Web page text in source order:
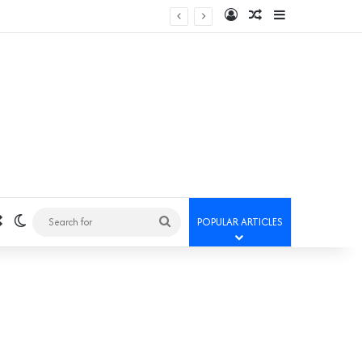
Log InRandom Article
Sidebar
Random Article
Switch skin
Search
for
POPULAR ARTICLES